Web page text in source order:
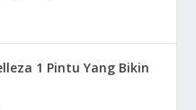
1 Pintu Yang Bikin